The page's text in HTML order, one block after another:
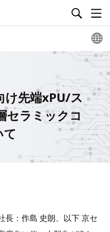
け先端xPU/ス
セラミックコ
長：作島 史朗、以下 京セ